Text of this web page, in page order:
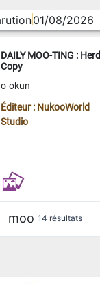
01/08/2026
DAILY MOO-TING : Herd
Copy
o-okun
Éditeur : NukooWorld
Studio
moo 14 résultats